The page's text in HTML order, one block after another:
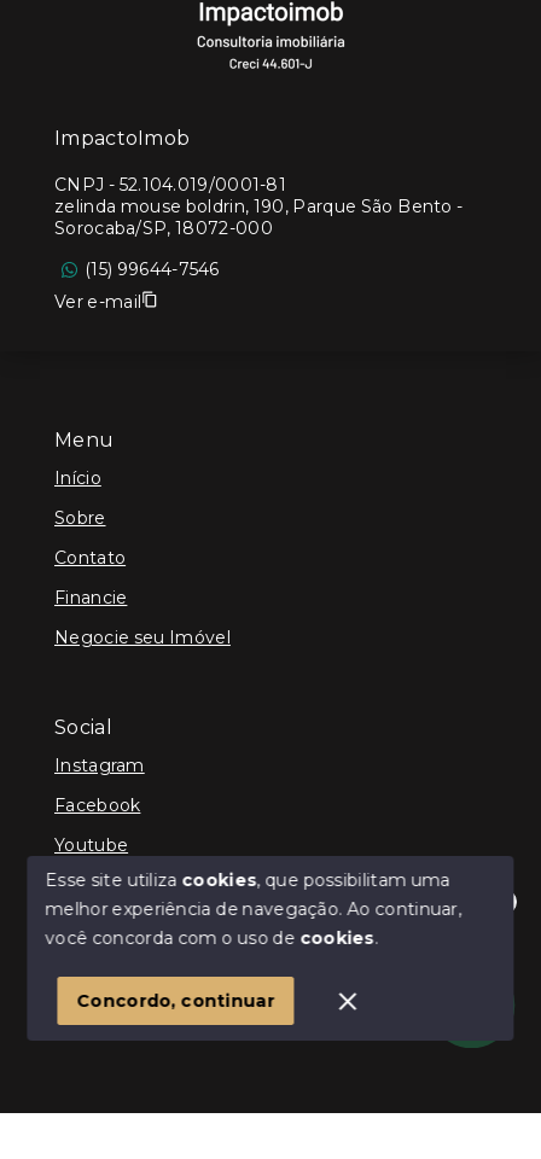
Menu
Início
Sobre
Contato
Financie
Negocie seu Imóvel
Social
Instagram
Facebook
Youtube
© Copyright 2026 - ImpactoImob - Todos os direitos
SITE PARA IMOBILIARIA
ImpactoImob
CNPJ - 52.104.019/0001-81
zelinda mouse boldrin, 190, Parque São Bento -
Sorocaba/SP, 18072-000
(15) 99644-7546
Ver e-mail
Olá! Estamos disponíveis para te ajudar.
Esse site utiliza cookies, que possibilitam uma
melhor experiência de navegação.Ao continuar,
você concorda com o uso de cookies.
Concordo, continuar